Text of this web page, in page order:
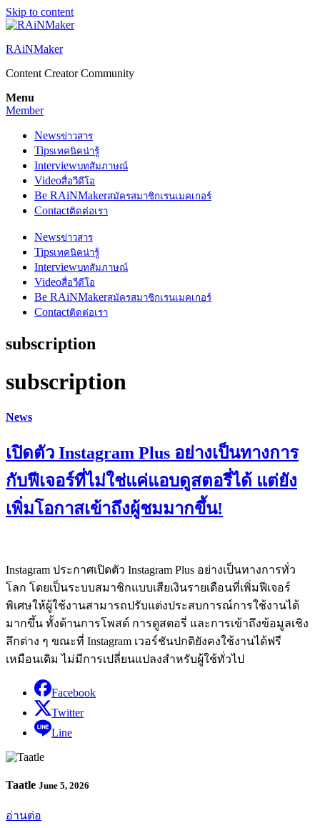
Skip to content
RAiNMaker
Content Creator Community
Menu
Member
Newsข่าวสาร
Tipsเทคนิคน่ารู้
Interviewบทสัมภาษณ์
Videoสื่อวีดีโอ
Be RAiNMakerสมัครสมาชิกเรนเมคเกอร์
Contactติดต่อเรา
Newsข่าวสาร
Tipsเทคนิคน่ารู้
Interviewบทสัมภาษณ์
Videoสื่อวีดีโอ
Be RAiNMakerสมัครสมาชิกเรนเมคเกอร์
Contactติดต่อเรา
subscription
subscription
News
เปิดตัว Instagram Plus อย่างเป็นทางการ
กับฟีเจอร์ที่ไม่ใช่แค่แอบดูสตอรี่ได้ แต่ยัง
เพิ่มโอกาสเข้าถึงผู้ชมมากขึ้น!
Instagram ประกาศเปิดตัว Instagram Plus อย่างเป็นทางการทั่ว
โลก โดยเป็นระบบสมาชิกแบบเสียเงินรายเดือนที่เพิ่มฟีเจอร์
พิเศษให้ผู้ใช้งานสามารถปรับแต่งประสบการณ์การใช้งานได้
มากขึ้น ทั้งด้านการโพสต์ การดูสตอรี่ และการเข้าถึงข้อมูลเชิง
ลึกต่าง ๆ ขณะที่ Instagram เวอร์ชันปกติยังคงใช้งานได้ฟรี
เหมือนเดิม ไม่มีการเปลี่ยนแปลงสำหรับผู้ใช้ทั่วไป
Facebook
Twitter
Line
Taatle June 5, 2026
อ่านต่อ